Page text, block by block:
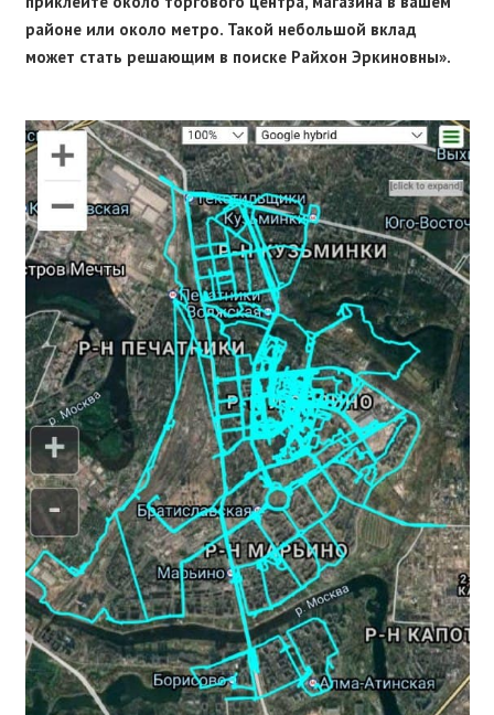
районе или около метро. Такой небольшой вклад
может стать решающим в поиске Райхон Эркиновны».